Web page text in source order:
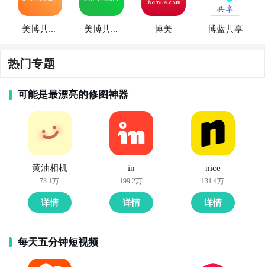
美博共享
美博共享
博美 博蓝共享
热门专题
可能是最漂亮的修图神器
黄油相机
73.1万
详情
in
199.2万
详情
nice
131.4万
详情
每天五分钟短视频